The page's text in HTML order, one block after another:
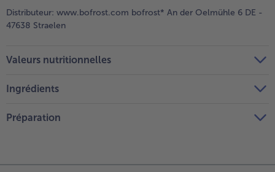
Distributeur: www.bofrost.com bofrost* An der Oelmühle 6 DE -
47638 Straelen
Valeurs nutritionnelles
Ingrédients
Préparation